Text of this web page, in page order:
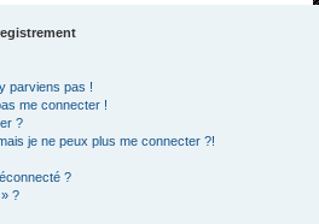
parviens pas !
me connecter !
?
je ne peux plus me connecter ?!
?
?